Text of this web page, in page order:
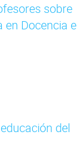
sobre
en Docencia e
del